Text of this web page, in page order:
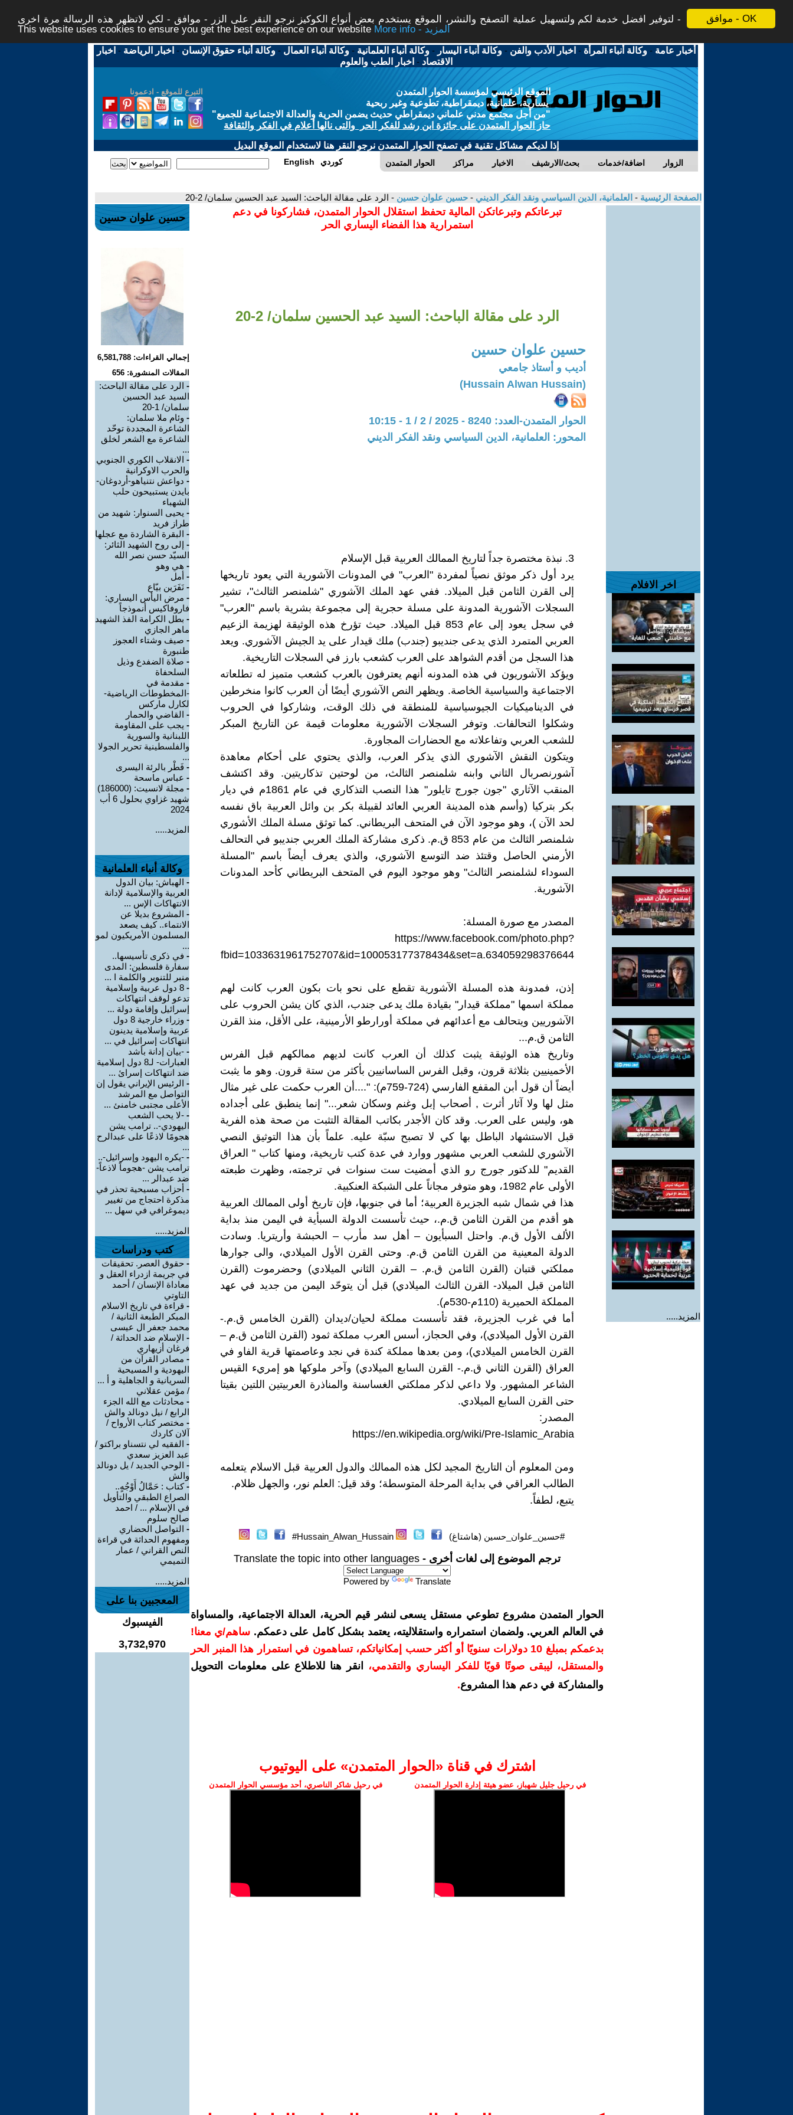
موافق - OK
لتوفير افضل خدمة لكم ولتسهيل عملية التصفح والنشر، الموقع يستخدم بعض أنواع الكوكيز نرجو النقر على الزر - موافق - لكي لاتظهر هذه الرسالة مرة اخرى -
This website uses cookies to ensure you get the best experience on our website
More info - المزيد
أخبار عامة -وكالة أنباء المرأة - اخبار الأدب والفن -وكالة أنباء اليسار -وكالة أنباء العلمانية -وكالة أنباء العمال -وكالة أنباء حقوق الإنسان - اخبار الرياضة - اخبار
الاقتصاد - اخبار الطب والعلوم
التبرع للموقع - ادعمونا
الموقع الرئيسي لمؤسسة الحوار المتمدن
يسارية، علمانية، ديمقراطية، تطوعية وغير ربحية
"من أجل مجتمع مدني علماني ديمقراطي حديث يضمن الحرية والعدالة الاجتماعية للجميع"
حاز الحوار المتمدن على جائزة ابن رشد للفكر الحر والتى نالها أعلام في الفكر والثقافة
إذا لديكم مشاكل تقنية في تصفح الحوار المتمدن نرجو النقر هنا لاستخدام الموقع البديل
الحوار المتمدن مراكز الاخبار بحث/الارشيف اضافة/خدمات الزوار English كوردي
الصفحة الرئيسية - العلمانية، الدين السياسي ونقد الفكر الديني - حسين علوان حسين - الرد على مقالة الباحث: السيد عبد الحسين سلمان/ 2-20
اخر الافلام
المزيد.....
تبرعاتكم وتبرعاتكن المالية تحفظ استقلال الحوار المتمدن، فشاركونا في دعم
استمرارية هذا الفضاء اليساري الحر
الرد على مقالة الباحث: السيد عبد الحسين سلمان/ 2-20
حسين علوان حسين
أديب و أستاذ جامعي
(Hussain Alwan Hussain)
الحوار المتمدن-العدد: 8240 - 2025 / 2 / 1 - 10:15
المحور: العلمانية، الدين السياسي ونقد الفكر الديني
3. نبذة مختصرة جداً لتاريخ الممالك العربية قبل الإسلام
يرد أول ذكر موثق نصياً لمفردة "العرب" في المدونات الآشورية التي يعود تاريخها
إلى القرن الثامن قبل الميلاد. ففي عهد الملك الآشوري "شلمنصر الثالث"، تشير
السجلات الآشورية المدونة على مسلة حجرية إلى مجموعة بشرية باسم "العرب"
في سجل يعود إلى عام 853 قبل الميلاد. حيث تؤرخ هذه الوثيقة لهزيمة الزعيم
العربي المتمرد الذي يدعى جنديبو (جندب) ملك قيدار على يد الجيش الآشوري. ويعد
هذا السجل من أقدم الشواهد على العرب كشعب بارز في السجلات التاريخية.
ويؤكد الآشوريون في هذه المدونه أنهم يعترفون بالعرب كشعب متميز له تطلعاته
الاجتماعية والسياسية الخاصة. ويظهر النص الآشوري أيضًا أن العرب كانوا منخرطين
في الديناميكيات الجيوسياسية للمنطقة في ذلك الوقت، وشاركوا في الحروب
وشكلوا التحالفات. وتوفر السجلات الآشورية معلومات قيمة عن التاريخ المبكر
للشعب العربي وتفاعلاته مع الحضارات المجاورة.
ويتكون النقش الآشوري الذي يذكر العرب، والذي يحتوي على أحكام معاهدة
آشورنصربال الثاني وابنه شلمنصر الثالث، من لوحتين تذكاريتين. وقد اكتشف
المنقب الآثاري "جون جورج تايلور" هذا النصب التذكاري في عام 1861م في ديار
بكر بتركيا (وأسم هذه المدينة العربي العائد لقبيلة بكر بن وائل العربية باق نفسه
لحد الآن )، وهو موجود الآن في المتحف البريطاني. كما توثق مسلة الملك الأشوري
شلمنصر الثالث من عام 853 ق.م. ذكرى مشاركة الملك العربي جنديبو في التحالف
الأرمني الحاصل وقتئذ ضد التوسع الآشوري، والذي يعرف أيضاً باسم "المسلة
السوداء لشلمنصر الثالث" وهو موجود اليوم في المتحف البريطاني كأحد المدونات
الآشورية.
المصدر مع صورة المسلة:
https://www.facebook.com/photo.php?
fbid=1033631961752707&id=100053177378434&set=a.634059298376644
إذن، فمدونة هذه المسلة الآشورية تقطع على نحو بات بكون العرب كانت لهم
مملكة اسمها "مملكة قيدار" بقيادة ملك يدعى جندب، الذي كان يشن الحروب على
الآشوريين ويتحالف مع أعدائهم في مملكة أورارطو الأرمينية، على الأقل، منذ القرن
الثامن ق.م...
وتاريخ هذه الوثيقة يثبت كذلك أن العرب كانت لديهم ممالكهم قبل الفرس
الأخمينيين بثلاثة قرون، وقبل الفرس الساسانيين بأكثر من ستة قرون. وهو ما يثبت
أيضاً أن قول أبن المقفع الفارسي (724-759م): "....أن العرب حكمت على غير مثال
مثل لها ولا آثار أثرت , أصحاب إبل وغنم وسكان شعر..." إنما ينطبق على أجداده
هو، وليس على العرب. وقد كان الأجدر بكاتب المقالة التثبت من صحة هذه الفرية
قبل الاستشهاد الباطل بها كي لا تصبح سبّة عليه. علماً بأن هذا التوثيق النصي
الآشوري للشعب العربي مشهور ووارد في عدة كتب تاريخية، ومنها كتاب " العراق
القديم" للدكتور جورج رو الذي أمضيت ست سنوات في ترجمته، وظهرت طبعته
الأولى عام 1982، وهو متوفر مجاناً على الشبكة العنكبية.
هذا في شمال شبه الجزيرة العربية؛ أما في جنوبها، فإن تاريخ أولى الممالك العربية
هو أقدم من القرن الثامن ق.م.، حيث تأسست الدولة السبأية في اليمن منذ بداية
الألف الأول ق.م. واحتل السبأيون – أهل سد مأرب – الحبشة وأريتريا. وسادت
الدولة المعينية من القرن الثامن ق.م. وحتى القرن الأول الميلادي، والى جوارها
مملكتي قتبان (القرن الثامن ق.م. – القرن الثاني الميلادي) وحضرموت (القرن
الثامن قبل الميلاد- القرن الثالث الميلادي) قبل أن يتوحّد اليمن من جديد في عهد
المملكة الحميرية (110م-530م).
أما في غرب الجزيرة، فقد تأسست مملكة لحيان/ديدان (القرن الخامس ق.م.-
القرن الأول الميلادي)، وفي الحجاز، أسس العرب مملكة ثمود (القرن الثامن ق.م –
القرن الخامس الميلادي)، ومن بعدها مملكة كندة في نجد وعاصمتها قرية الفاو في
العراق (القرن الثاني ق.م.- القرن السابع الميلادي) وآخر ملوكها هو إمريء القيس
الشاعر المشهور. ولا داعي لذكر مملكتي الغساسنة والمناذرة العربيتين اللتين بقيتا
حتى القرن السابع الميلادي.
المصدر:
https://en.wikipedia.org/wiki/Pre-Islamic_Arabia
ومن المعلوم أن التاريخ المجيد لكل هذه الممالك والدول العربية قبل الاسلام يتعلمه
الطالب العراقي في بداية المرحلة المتوسطة؛ وقد قيل: العلم نور، والجهل ظلام.
يتبع، لطفاً.
#حسين_علوان_حسين (هاشتاغ) Hussain_Alwan_Hussain#
ترجم الموضوع إلى لغات أخرى - Translate the topic into other languages
Powered by Translate
الحوار المتمدن مشروع تطوعي مستقل يسعى لنشر قيم الحرية، العدالة الاجتماعية، والمساواة
في العالم العربي. ولضمان استمراره واستقلاليته، يعتمد بشكل كامل على دعمكم. ساهم/ي معنا!
بدعمكم بمبلغ 10 دولارات سنويًا أو أكثر حسب إمكانياتكم، تساهمون في استمرار هذا المنبر الحر
والمستقل، ليبقى صوتًا قويًا للفكر اليساري والتقدمي،
انقر هنا للاطلاع على معلومات التحويل
والمشاركة في دعم هذا المشروع.
اشترك في قناة ‫«الحوار المتمدن» على اليوتيوب
في رحيل جليل شهباز، عضو هيئة إدارة الحوار المتمدن في رحيل شاكر الناصري، أحد مؤسسي الحوار المتمدن
حسين علوان حسين
إجمالي القراءات: 6,581,788
المقالات المنشورة: 656
- الرد على مقالة الباحث:
السيد عبد الحسين
سلمان/ 1-20
- وئام ملا سلمان:
الشاعرة المجددة توحّد
الشاعرة مع الشعر لخلق
...
- الانقلاب الكوري الجنوبي
والحرب الاوكرانية
- دواعش نتنياهو-أردوغان-
بايدن يستبيحون حلب
الشهباء
- يحيى السنوار: شهيد من
طراز فريد
- البقرة الشاردة مع عجلها
- إلى روح الشهيد الثائر:
السيّد حسن نصر الله
- هي وهو
- أمل
- نَفَرَين بيّاع
- مرض اليأس اليساري:
فاروفاكيس أنموذجاً
- بطل الكرامة الفذ الشهيد
ماهر الجازي
- صيف وشتاء العجوز
طنبورة
- صلاة الضفدع وذيل
السلحفاة
- مقدمة في
-المخطوطات الرياضية-
لكارل ماركس
- القاضي والحمار
- يجب على المقاومة
اللبنانية والسورية
والفلسطينية تحرير الجولا
...
- فَطْر بالرئة اليسرى
- عباس ماسحة
-
مجلة لانسيت: (186000)
شهيد غزاوي بحلول 6 أب
2024
المزيد.....
وكالة أنباء العلمانية
- الهباش: بيان الدول
العربية والإسلامية لإدانة
الانتهاكات الإس ...
- المشروع بديلا عن
الانتماء.. كيف يصعد
المسلمون الأمريكيون لمو
...
- في ذكرى تأسيسها..
سفارة فلسطين: المدى
منبر للتنوير والكلمة ا ...
-
8 دول عربية وإسلامية
تدعو لوقف انتهاكات
إسرائيل وإقامة دولة ...
-
وزراء خارجية 8 دول
عربية وإسلامية يدينون
انتهاكات إسرائيل في ...
- -بيان إدانة بأشد
العبارات- لـ8 دول إسلامية
ضد انتهاكات إسرائ ...
- الرئيس الإيراني يقول إن
التواصل مع المرشد
الأعلى مجتبى خامنئ ...
- -لا يحب الشعب
اليهودي-.. ترامب يشن
هجومًا لاذعًا على عبدالرح
...
- -يكره اليهود وإسرائيل-..
ترامب يشن -هجوماً لاذعاً-
ضد عبدالر ...
- أحزاب مسيحية تحذر في
مذكرة احتجاج من تغيير
ديموغرافي في سهل ...
المزيد.....
كتب ودراسات
- حقوق العصر. تحقيقات
في جريمة ازدراء العقل و
معاداة الإنسان / أحمد
التاوتي
- قراءة في تاريخ الاسلام
المبكر الطبعة الثانية /
محمد جعفر ال عيسى
- الإسلام ضد الحداثة /
فرغان أزيهاري
- مصادر القرآن من
اليهودية و المسيحية
السريانية و الجاهلية و أ ...
/ مؤمن عقلاني
- محادثات مع الله الجزء
الرابع / نيل دونالد والش
- مختصر كتاب الأرواح /
آلان كاردك
- الفقيه لي نتسناو براكتو /
عبد العزيز سعدي
- الوحي الجديد / يل دونالد
والش
-كتاب : حَمَّالُ أَوْجُهٍ..
الصراع الطبقي والتأويل
في الإسلام ... / احمد
صالح سلوم
- التواصل الحضاري
ومفهوم الحداثة في قراءة
النص القراني / عمار
التميمي
المزيد.....
المعجبين بنا على
الفيسبوك
3,732,970